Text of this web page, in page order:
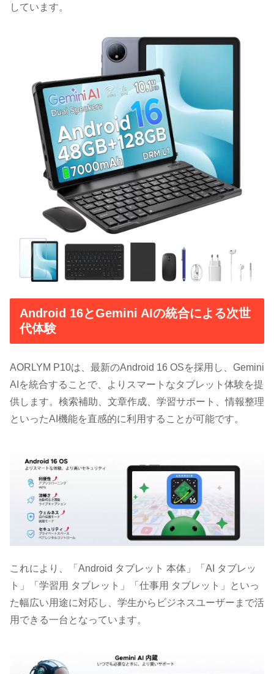
しています。
Android 16とGemini AIの統合による次世
代体験
AORLYM P10は、最新のAndroid 16 OSを採用し、Gemini
AIを統合することで、よりスマートなタブレット体験を提
供します。検索補助、文章作成、学習サポート、情報整理
といったAI機能を直感的に利用することが可能です。
これにより、「Android タブレット 本体」「AI タブレッ
ト」「学習用 タブレット」「仕事用 タブレット」といっ
た幅広い用途に対応し、学生からビジネスユーザーまで活
用できる一台となっています。